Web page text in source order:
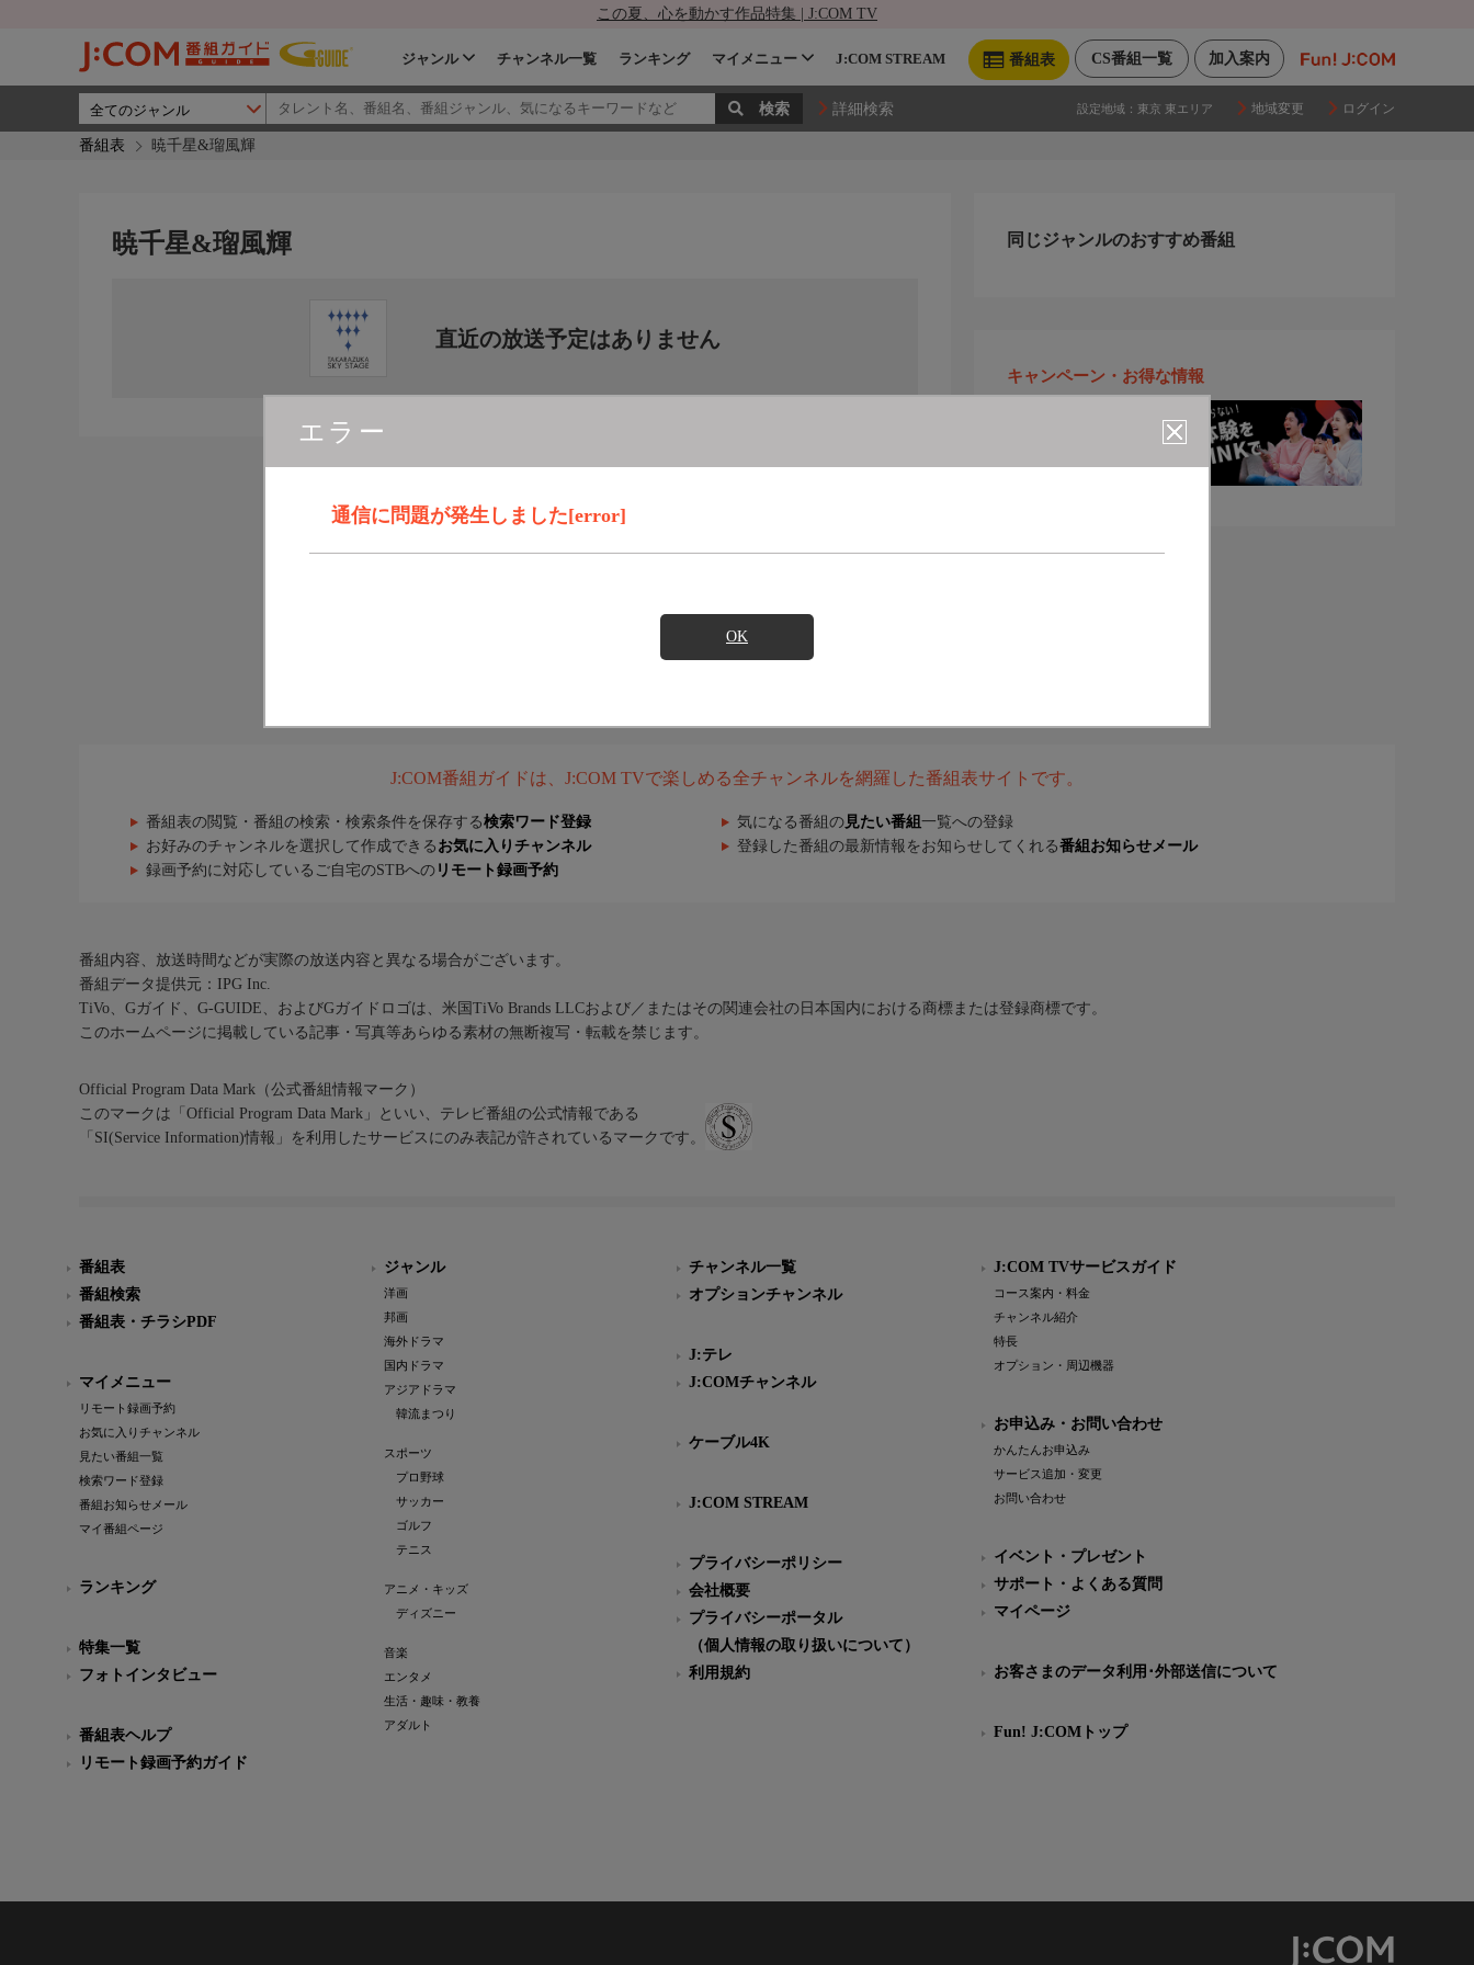
この夏、心を動かす作品特集 | J:COM TV
加入案内
CS番組一覧
番組表
ジャンル チャンネル一覧 ランキング マイメニュー J:COM STREAM
詳細検索 設定地域： 東京 東エリア 地域変更 ログイン
番組表 暁千星&瑠風輝
エラー
通信に問題が発生しました[error]
OK
暁千星&瑠風輝
直近の放送予定はありません
同じジャンルのおすすめ番組
キャンペーン・お得な情報
J:COM番組ガイドは、J:COM TVで楽しめる全チャンネルを網羅した番組表サイトです。
番組表の閲覧・番組の検索・検索条件を保存する検索ワード登録 気になる番組の 見たい番組 一覧への登録
お好みのチャンネルを選択して作成できる お気に入りチャンネル 登録した番組の最新情報をお知らせしてくれる番組お知らせメール
録画予約に対応しているご自宅のSTBへの リモート録画予約
番組内容、放送時間などが実際の放送内容と異なる場合がございます。
番組データ提供元：IPG Inc.
TiVo、Gガイド、G-GUIDE、およびGガイドロゴは、米国TiVo Brands LLCおよび／またはその関連会社の日本国内における商標または登録商標です。
このホームページに掲載している記事・写真等あらゆる素材の無断複写・転載を禁じます。
Official Program Data Mark（公式番組情報マーク）
このマークは「Official Program Data Mark」といい、テレビ番組の公式情報である
「SI(Service Information)情報」を利用したサービスにのみ表記が許されているマークです。
番組表
番組検索
番組表・チラシPDF
マイメニュー
リモート録画予約
お気に入りチャンネル
見たい番組一覧
検索ワード登録
番組お知らせメール
マイ番組ページ
ランキング
特集一覧
フォトインタビュー
番組表ヘルプ
リモート録画予約ガイド
ジャンル
洋画
邦画
海外ドラマ
国内ドラマ
アジアドラマ
韓流まつり
スポーツ
プロ野球
サッカー
ゴルフ
テニス
アニメ・キッズ
ディズニー
音楽
エンタメ
生活・趣味・教養
アダルト
チャンネル一覧
オプションチャンネル
J:テレ
J:COMチャンネル
ケーブル4K
J:COM STREAM
プライバシーポリシー
会社概要
プライバシーポータル
（個人情報の取り扱いについて）
利用規約
J:COM TVサービスガイド
コース案内・料金
チャンネル紹介
特長
オプション・周辺機器
お申込み・お問い合わせ
かんたんお申込み
サービス追加・変更
お問い合わせ
イベント・プレゼント
サポート・よくある質問
マイページ
お客さまのデータ利用･外部送信について
Fun! J:COMトップ